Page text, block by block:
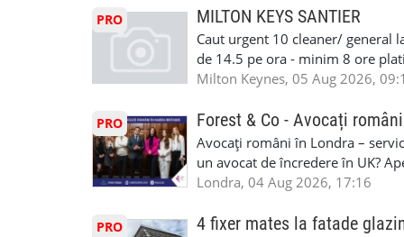
masinii). Acceptam cu permis
Enfield - Weybridge - Romford -
programari la interviu apelati
PRO MILTON KEYS SANTIER
Caut urgent 10 cleaner/ general
de 14.5 pe ora - minim 8 ore
la Amazon. Munca este usoara,
SAPTAMANALA Contact: +44
interesati
Milton Keynes, 05 Aug 2026,
PRO Forest & Co - Avocați
Avocați români în Londra –
un avocat de încredere în UK?
Solicitors, indiferent că ai nevoie
familiei (divorț, custodie, partaj)
Londra, 04 Aug 2026, 17:16
PRO 4 fixer mates la fatade